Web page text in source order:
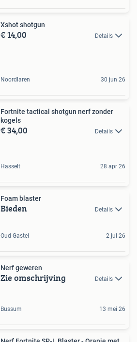
Xshot shotgun
€ 14,00 Details
Noordlaren 30 jun 26
Fortnite tactical shotgun nerf zonder
kogels
€ 34,00 Details
Hasselt 28 apr 26
Foam blaster
Bieden Details
Oud Gastel 2 jul 26
Nerf geweren
Zie omschrijving Details
Bussum 13 mei 26